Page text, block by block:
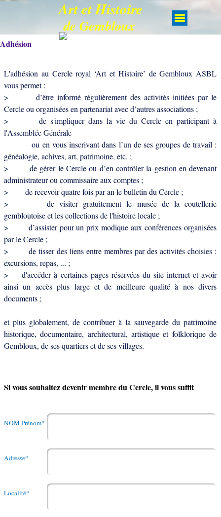
Art et Histoire
de Gembloux
Adhésion
L'adhésion au Cercle royal ‘Art et Histoire’ de Gembloux ASBL
vous permet :
> d’être informé régulièrement des activités initiées par le
Cercle ou organisées en partenariat avec d’autres associations ;
> de s'impliquer dans la vie du Cercle en participant à
l'Assemblée Générale
ou en vous inscrivant dans l’un de ses groupes de travail :
généalogie, achives, art, patrimoine, etc. ;
> de gérer le Cercle ou d’en contrôler la gestion en devenant
administrateur ou commissaire aux comptes ;
> de recevoir quatre fois par an le bulletin du Cercle ;
> de visiter gratuitement le musée de la coutellerie
gembloutoise et les collections de l'histoire locale ;
> d’assister pour un prix modique aux conférences organisées
par le Cercle ;
> de tisser des liens entre membres par des activités choisies :
excursions, repas, ... ;
> d'accéder à certaines pages réservées du site internet et avoir
ainsi un accès plus large et de meilleure qualité à nos divers
documents ;
et plus globalement, de contribuer à la sauvegarde du patrimoine
historique, documentaire, architectural, artistique et folklorique de
Gembloux, de ses quartiers et de ses villages.
Si vous souhaitez devenir membre du Cercle, il vous suffit
NOM Prénom*
Adresse*
Localité*